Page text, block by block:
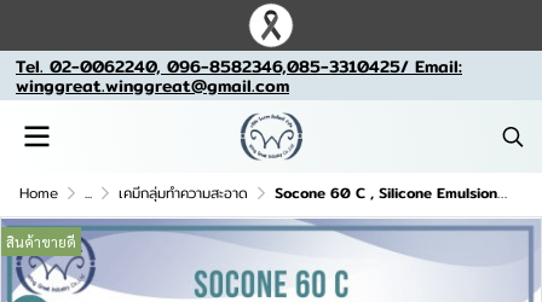
Tel. 02-0062240, 096-8582346,085-3310425/ Email:
winggreat.winggreat@gmail.com
Home ... เคมีกลุ่มทำความสะอาด Socone 60 C , Silicone Emulsion 60%
สินค้าขายดี